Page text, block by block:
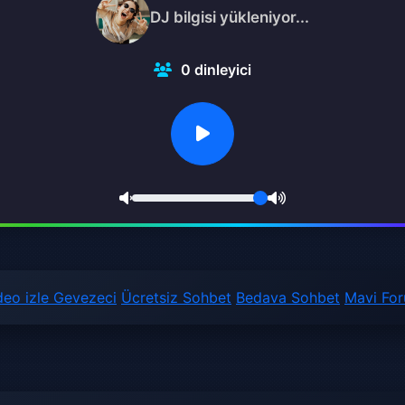
DJ bilgisi yükleniyor...
0 dinleyici
izle Gevezeci Ücretsiz Sohbet Bedava Sohbet Mavi